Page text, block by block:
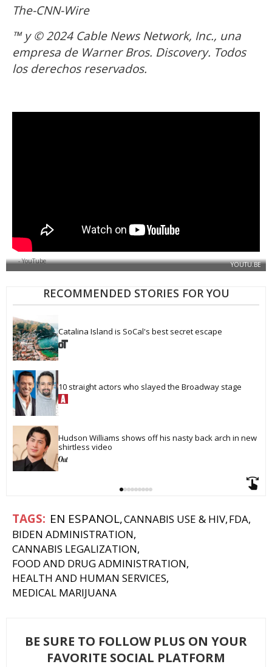
The-CNN-Wire
™ y © 2024 Cable News Network, Inc., una
empresa de Warner Bros. Discovery. Todos
los derechos reservados.
- YouTube YOUTU.BE
RECOMMENDED STORIES FOR YOU
Catalina Island is SoCal's best secret escape
10 straight actors who slayed the Broadway stage
Hudson Williams shows off his nasty back arch in new
shirtless video
EN ESPANOL CANNABIS USE & HIV FDA
BIDEN ADMINISTRATION
CANNABIS LEGALIZATION
FOOD AND DRUG ADMINISTRATION
HEALTH AND HUMAN SERVICES
MEDICAL MARIJUANA
BE SURE TO FOLLOW PLUS ON YOUR
FAVORITE SOCIAL PLATFORM